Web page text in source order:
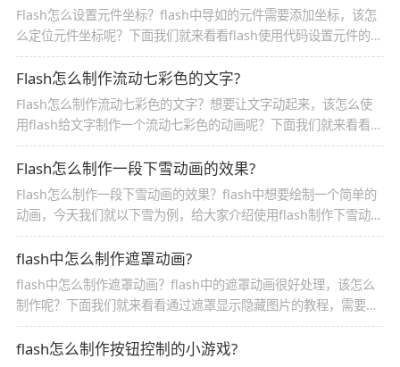
Flash怎么设置元件坐标？flash中导如的元件需要添加坐标，该怎
么定位元件坐标呢？下面我们就来看看flash使用代码设置元件的坐
标的教程，需要的朋友可以参考下
Flash怎么制作流动七彩色的文字?
Flash怎么制作流动七彩色的文字？想要让文字动起来，该怎么使
用flash给文字制作一个流动七彩色的动画呢？下面我们就来看看详
细的教程，需要的朋友可以参考下
Flash怎么制作一段下雪动画的效果?
Flash怎么制作一段下雪动画的效果？flash中想要绘制一个简单的
动画，今天我们就以下雪为例，给大家介绍使用flash制作下雪动画
的教程，非代码哦，需要的朋友可以参考下
flash中怎么制作遮罩动画?
flash中怎么制作遮罩动画？flash中的遮罩动画很好处理，该怎么
制作呢？下面我们就来看看通过遮罩显示隐藏图片的教程，需要的
朋友可以参考下
flash怎么制作按钮控制的小游戏?